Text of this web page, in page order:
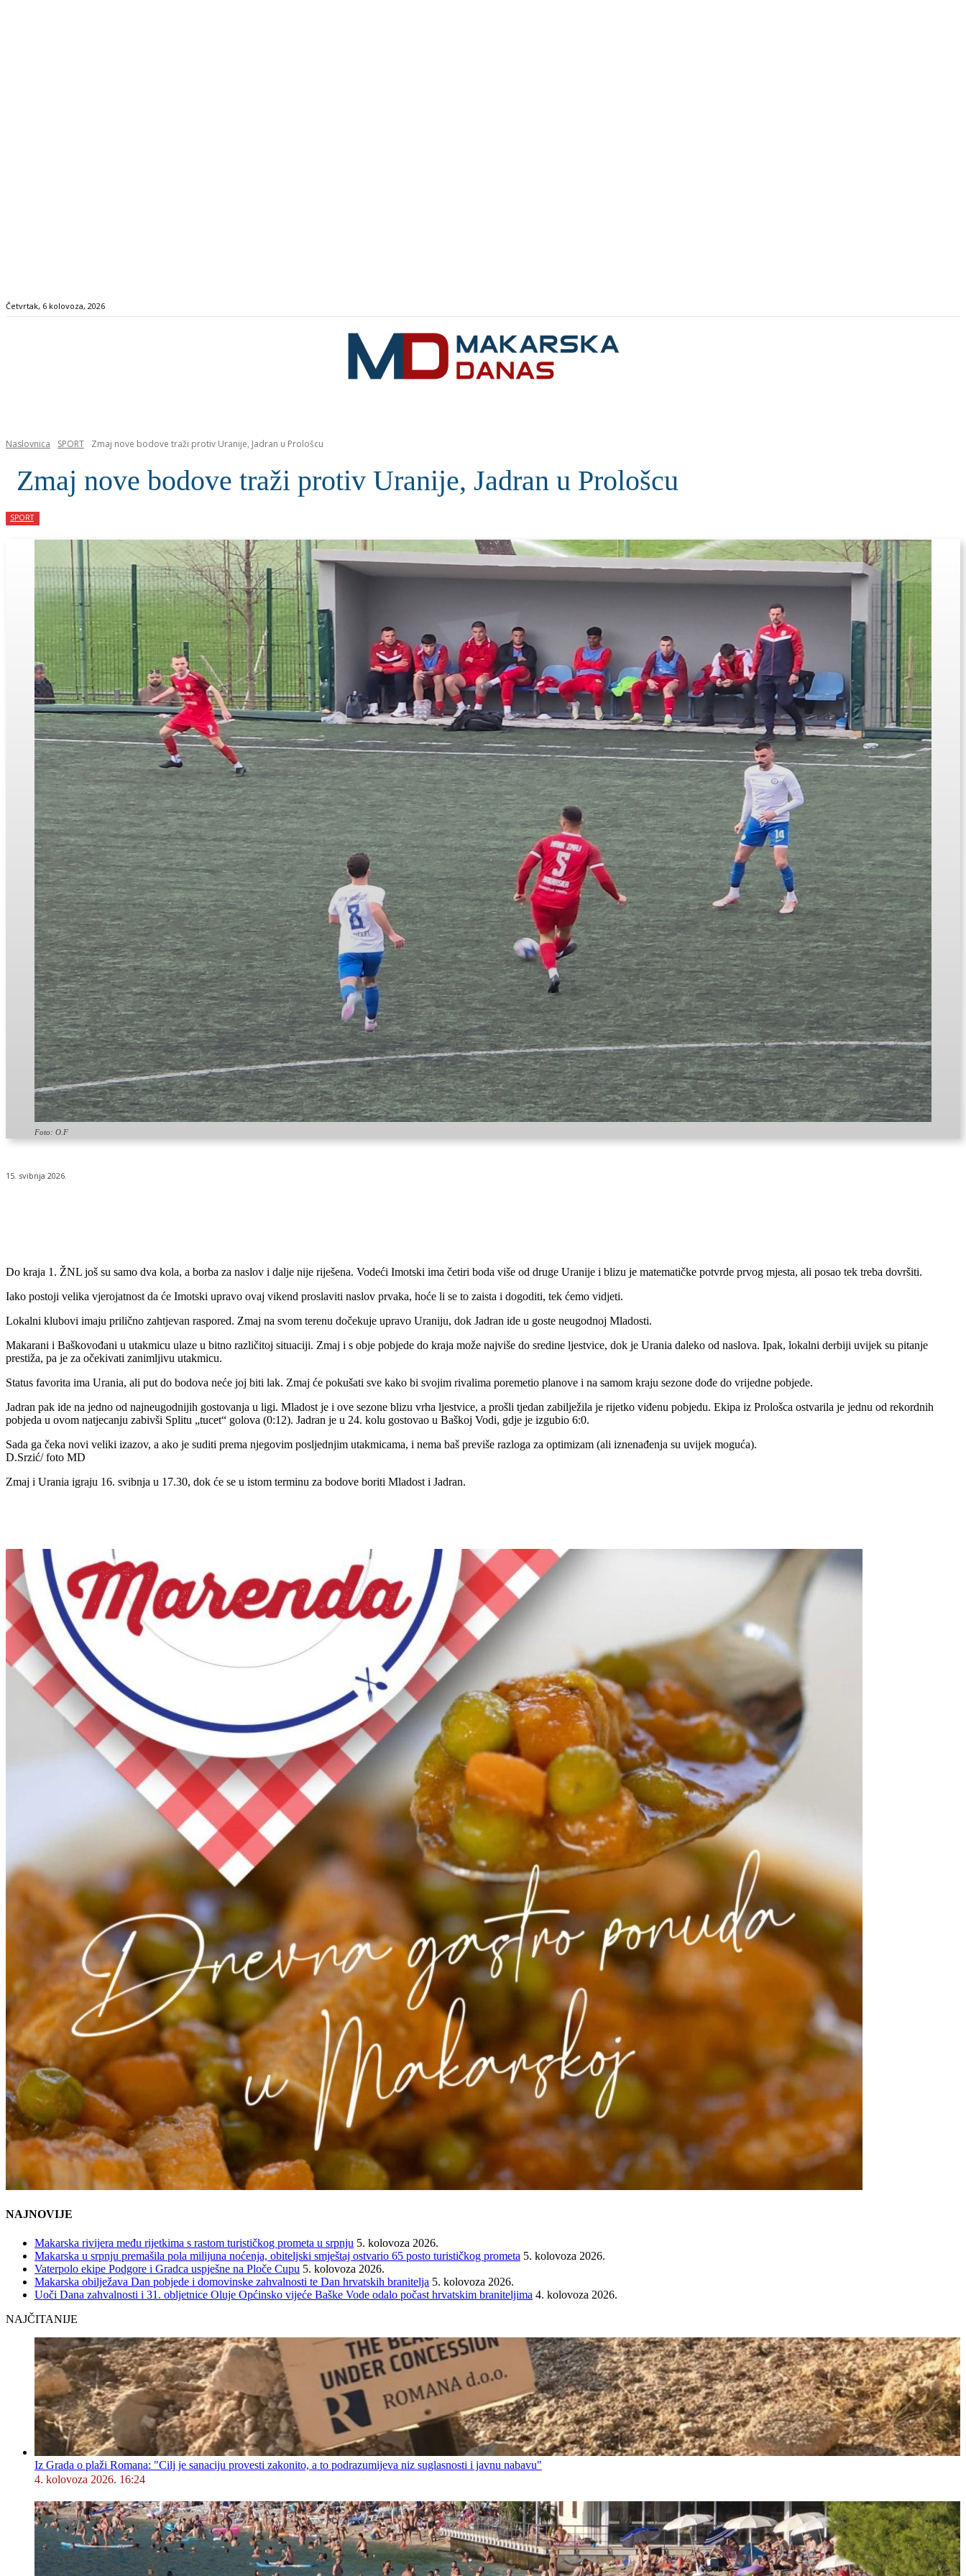
Četvrtak, 6 kolovoza, 2026
Naslovnica SPORT Zmaj nove bodove traži protiv Uranije, Jadran u Prološcu
Zmaj nove bodove traži protiv Uranije, Jadran u Prološcu
SPORT
Foto: O.F
15. svibnja 2026.
Do kraja 1. ŽNL još su samo dva kola, a borba za naslov i dalje nije riješena. Vodeći Imotski ima četiri boda više od druge Uranije i blizu je matematičke potvrde prvog mjesta, ali posao tek treba dovršiti.
Iako postoji velika vjerojatnost da će Imotski upravo ovaj vikend proslaviti naslov prvaka, hoće li se to zaista i dogoditi, tek ćemo vidjeti.
Lokalni klubovi imaju prilično zahtjevan raspored. Zmaj na svom terenu dočekuje upravo Uraniju, dok Jadran ide u goste neugodnoj Mladosti.
Makarani i Baškovođani u utakmicu ulaze u bitno različitoj situaciji. Zmaj i s obje pobjede do kraja može najviše do sredine ljestvice, dok je Urania daleko od naslova. Ipak, lokalni derbiji uvijek su pitanje
prestiža, pa je za očekivati zanimljivu utakmicu.
Status favorita ima Urania, ali put do bodova neće joj biti lak. Zmaj će pokušati sve kako bi svojim rivalima poremetio planove i na samom kraju sezone dođe do vrijedne pobjede.
Jadran pak ide na jedno od najneugodnijih gostovanja u ligi. Mladost je i ove sezone blizu vrha ljestvice, a prošli tjedan zabilježila je rijetko viđenu pobjedu. Ekipa iz Prološca ostvarila je jednu od rekordnih
pobjeda u ovom natjecanju zabivši Splitu „tucet“ golova (0:12). Jadran je u 24. kolu gostovao u Baškoj Vodi, gdje je izgubio 6:0.
Sada ga čeka novi veliki izazov, a ako je suditi prema njegovim posljednjim utakmicama, i nema baš previše razloga za optimizam (ali iznenađenja su uvijek moguća).
D.Srzić/ foto MD
Zmaj i Urania igraju 16. svibnja u 17.30, dok će se u istom terminu za bodove boriti Mladost i Jadran.
NAJNOVIJE
Makarska rivijera među rijetkima s rastom turističkog prometa u srpnju 5. kolovoza 2026.
Makarska u srpnju premašila pola milijuna noćenja, obiteljski smještaj ostvario 65 posto turističkog prometa 5. kolovoza 2026.
Vaterpolo ekipe Podgore i Gradca uspješne na Ploče Cupu 5. kolovoza 2026.
Makarska obilježava Dan pobjede i domovinske zahvalnosti te Dan hrvatskih branitelja 5. kolovoza 2026.
Uoči Dana zahvalnosti i 31. obljetnice Oluje Općinsko vijeće Baške Vode odalo počast hrvatskim braniteljima 4. kolovoza 2026.
NAJČITANIJE
Iz Grada o plaži Romana: "Cilj je sanaciju provesti zakonito, a to podrazumijeva niz suglasnosti i javnu nabavu"
4. kolovoza 2026. 16:24